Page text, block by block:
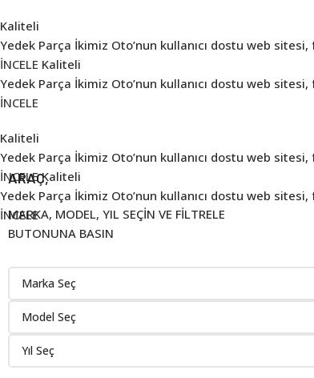
Kaliteli
Yedek Parça İkimiz Oto’nun kullanıcı dostu web
İNCELE Kaliteli
Yedek Parça İkimiz Oto’nun kullanıcı dostu web
İNCELE
Kaliteli
Yedek Parça İkimiz Oto’nun kullanıcı dostu web
İNCELE Kaliteli
Yedek Parça İkimiz Oto’nun kullanıcı dostu web
İNCELE
ARAÇ,
MARKA, MODEL, YIL SEÇİN VE FİLTRELE
BUTONUNA BASIN